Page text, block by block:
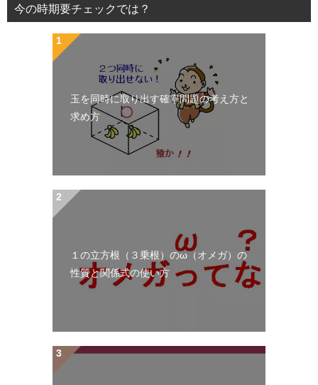
今の時期要チェックでは？
玉を同時に取り出す確率問題の考え方と
求め方
１の立方根（３乗根）のω（オメガ）の
性質と関係式の使い方